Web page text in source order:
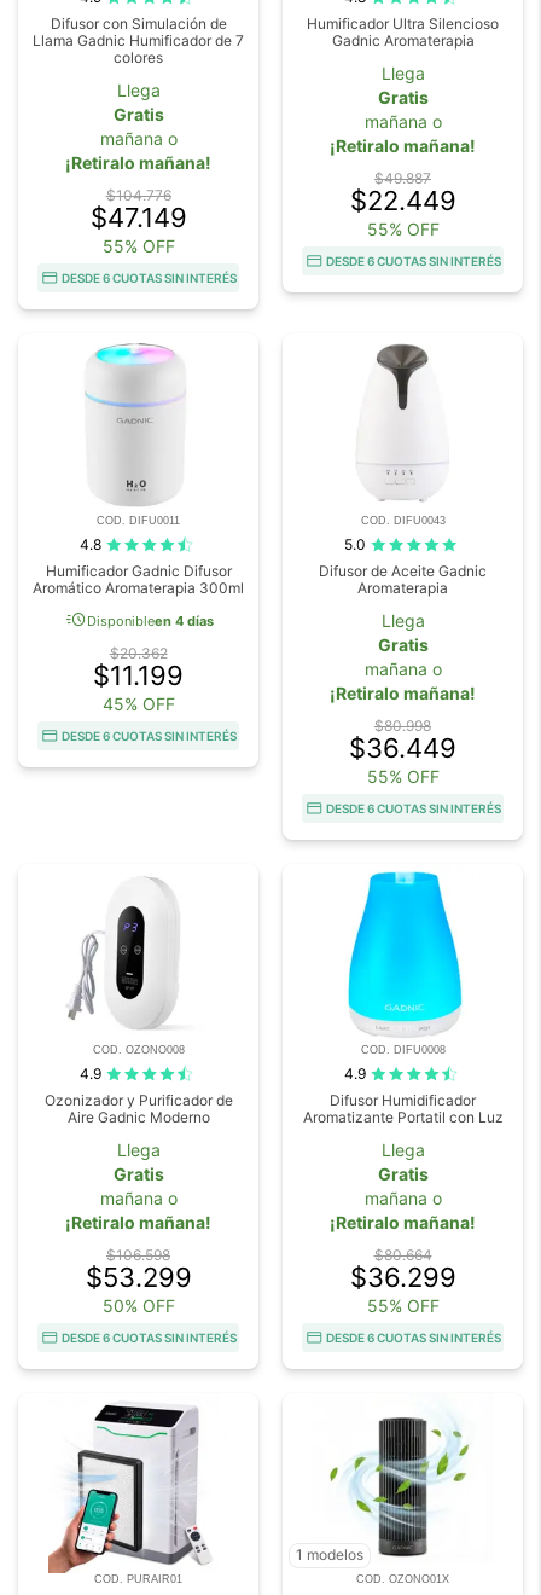
Difusor con Simulación de
Llama Gadnic Humificador de 7
colores
Llega
Gratis
mañana o
¡Retiralo mañana!
$104.776
$47.149
55% OFF
DESDE 6 CUOTAS SIN INTERÉS
Humificador Ultra Silencioso
Gadnic Aromaterapia
Llega
Gratis
mañana o
¡Retiralo mañana!
$49.887
$22.449
55% OFF
DESDE 6 CUOTAS SIN INTERÉS
COD. DIFU0011
4.8
Humificador Gadnic Difusor
Aromático Aromaterapia 300ml
acuteDisponibleen 4 días
$20.362
$11.199
45% OFF
DESDE 6 CUOTAS SIN INTERÉS
COD. DIFU0043
5.0
Difusor de Aceite Gadnic
Aromaterapia
Llega
Gratis
mañana o
¡Retiralo mañana!
$80.998
$36.449
55% OFF
DESDE 6 CUOTAS SIN INTERÉS
COD. OZONO008
4.9
Ozonizador y Purificador de
Aire Gadnic Moderno
Llega
Gratis
mañana o
¡Retiralo mañana!
$106.598
$53.299
50% OFF
DESDE 6 CUOTAS SIN INTERÉS
COD. DIFU0008
4.9
Difusor Humidificador
Aromatizante Portatil con Luz
Llega
Gratis
mañana o
¡Retiralo mañana!
$80.664
$36.299
55% OFF
DESDE 6 CUOTAS SIN INTERÉS
COD. PURAIR01
1 modelos
COD. OZONO01X